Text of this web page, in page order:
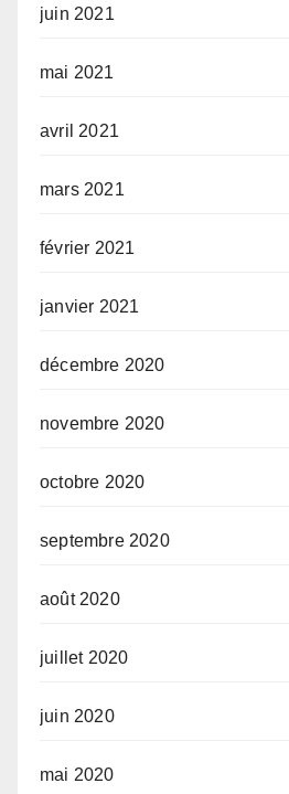
juin 2021
mai 2021
avril 2021
mars 2021
février 2021
janvier 2021
décembre 2020
novembre 2020
octobre 2020
septembre 2020
août 2020
juillet 2020
juin 2020
mai 2020